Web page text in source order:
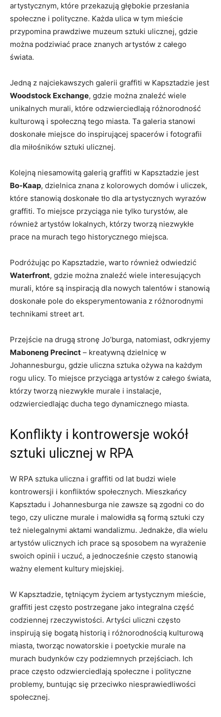
artystycznym, które przekazują głębokie przesłania
społeczne i polityczne. Każda ulica w tym mieście
przypomina prawdziwe muzeum sztuki ulicznej, gdzie⁢
można podziwiać prace znanych ‌artystów z całego
świata.
Jedną z najciekawszych‍ galerii graffiti w Kapsztadzie jest
Woodstock Exchange, gdzie można znaleźć wiele
unikalnych murali, które odzwierciedlają różnorodność
kulturową i społeczną tego miasta. Ta‍ galeria stanowi
doskonałe miejsce​ do ⁢inspirującej spacerów i ⁣fotografii
dla miłośników sztuki ulicznej.
Kolejną niesamowitą ⁢galerią graffiti w⁢ Kapsztadzie jest⁢
Bo-Kaap, ​dzielnica znana z kolorowych domów i⁤ uliczek,⁢
które stanowią⁤ doskonałe tło dla artystycznych wyrazów
graffiti. To miejsce przyciąga nie tylko turystów, ale
również artystów lokalnych,‍ którzy tworzą ‍niezwykłe
prace‌ na murach ⁣tego historycznego ‍miejsca.
Podróżując po Kapsztadzie, warto również odwiedzić
Waterfront,⁣ gdzie można znaleźć wiele ‍interesujących
murali, które⁢ są inspiracją dla nowych talentów i stanowią
doskonałe pole do eksperymentowania z różnorodnymi
technikami street art.
Przejście na drugą stronę Jo’burga, natomiast, odkryjemy
Maboneng Precinct – kreatywną‍ dzielnicę w
Johannesburgu, gdzie uliczna ‌sztuka ożywa na każdym⁢
rogu ulicy. To miejsce ⁢przyciąga artystów z całego świata,
‌którzy tworzą niezwykłe murale i instalacje,
⁣odzwierciedlając ducha tego dynamicznego miasta.
Konflikty​ i kontrowersje⁤ wokół
sztuki ulicznej w⁢ RPA
W RPA sztuka uliczna i graffiti​ od lat budzi wiele
kontrowersji i konfliktów społecznych. Mieszkańcy⁢
Kapsztadu i Johannesburga nie zawsze są zgodni co do
tego, czy uliczne murale i malowidła są formą sztuki czy
też nielegalnymi aktami wandalizmu. Jednakże, dla wielu
⁣artystów ulicznych ich prace są ‌sposobem na ​wyrażenie
swoich opinii i uczuć, a jednocześnie często stanowią
ważny⁤ element kultury miejskiej.
W Kapsztadzie, tętniącym życiem artystycznym ‌mieście,
‍graffiti jest często postrzegane ⁤jako integralna część ​
codziennej rzeczywistości.‍ Artyści uliczni ⁤często
inspirują się bogatą historią i różnorodnością kulturową
miasta, tworząc nowatorskie i poetyckie murale na
murach⁣ budynków czy podziemnych‌ przejściach. Ich
prace często odzwierciedlają społeczne i​ polityczne
problemy, buntując się przeciwko niesprawiedliwości
społecznej.